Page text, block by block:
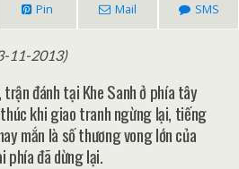
Pin Mail SMS
11-2013)
đánh tại Khe Sanh ở phía tây
khi giao tranh ngừng lại, tiếng
mắn là số thương vong lớn của
phía đã dừng lại.